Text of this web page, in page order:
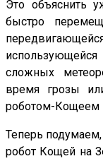
Это объяснить
быстро
сложных
время грозы
роботом-Кощеем
Теперь
робот Кощей на